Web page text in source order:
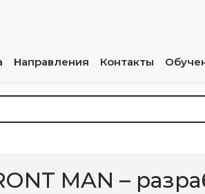
Направления Контакты
MAN –